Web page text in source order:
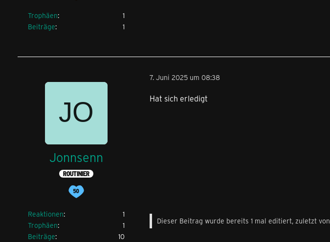
Trophäen
1
Beiträge
1
Jonnsenn
ROUTINIER
Reaktionen
1
Trophäen
1
Beiträge
10
7. Juni 2025 um 08:38
Hat sich erledigt
Dieser Beitrag wurde bereits 1 mal editiert, zuletzt von